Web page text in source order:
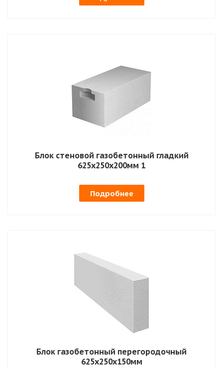
Блок стеновой газобетонный гладкий
625х250х200мм 1
Подробнее
Блок газобетонный перегородочный
625х250х150мм